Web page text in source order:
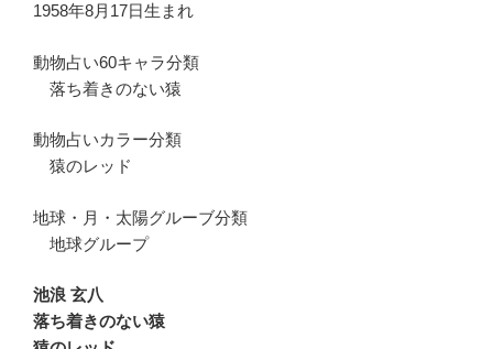
1958年8月17日生まれ
動物占い60キャラ分類
落ち着きのない猿
動物占いカラー分類
猿のレッド
地球・月・太陽グルーブ分類
地球グループ
池浪 玄八
落ち着きのない猿